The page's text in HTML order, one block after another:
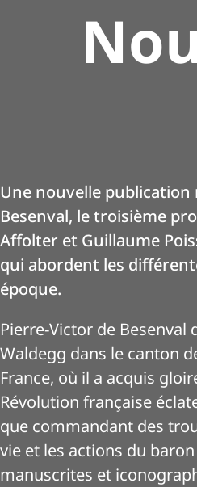
Une nouvelle
Besenval, le troisième
Affolter et Guillaume
qui abordent les
époque.
Pierre-Victor de Besenval
Waldegg dans le canton
France, où il a acquis
Révolution française
que commandant des
vie et les actions du
manuscrites et